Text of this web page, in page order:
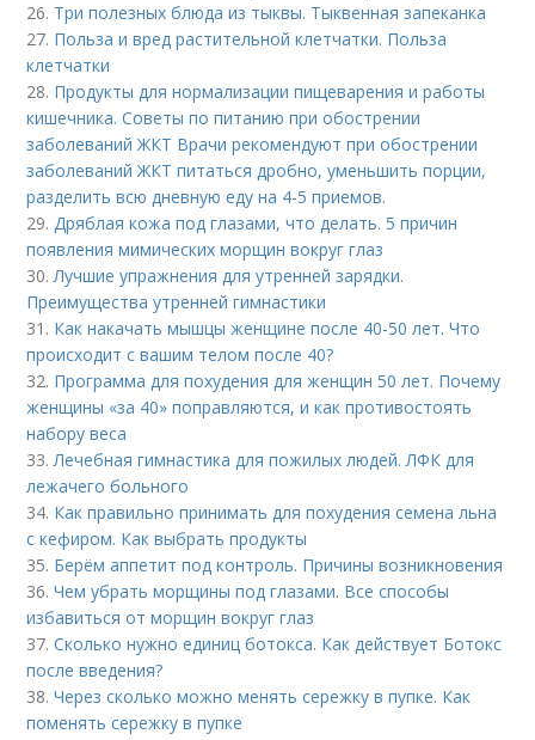
26. Три полезных блюда из тыквы. Тыквенная запеканка
27. Польза и вред растительной клетчатки. Польза
клетчатки
28. Продукты для нормализации пищеварения и работы
кишечника. Советы по питанию при обострении
заболеваний ЖКТ Врачи рекомендуют при обострении
заболеваний ЖКТ питаться дробно, уменьшить порции,
разделить всю дневную еду на 4-5 приемов.
29.Дряблая кожа под глазами, что делать. 5 причин
появления мимических морщин вокруг глаз
30.Лучшие упражнения для утренней зарядки.
Преимущества утренней гимнастики
31. Как накачать мышцы женщине после 40-50 лет. Что
происходит с вашим телом после 40?
32. Программа для похудения для женщин 50 лет. Почему
женщины «за 40» поправляются, и как противостоять
набору веса
33.Лечебная гимнастика для пожилых людей. ЛФК для
лежачего больного
34. Как правильно принимать для похудения семена льна
с кефиром. Как выбрать продукты
35. Берём аппетит под контроль. Причины возникновения
36.Чем убрать морщины под глазами. Все способы
избавиться от морщин вокруг глаз
37.Сколько нужно единиц ботокса. Как действует Ботокс
после введения?
38.Через сколько можно менять сережку в пупке. Как
поменять сережку в пупке